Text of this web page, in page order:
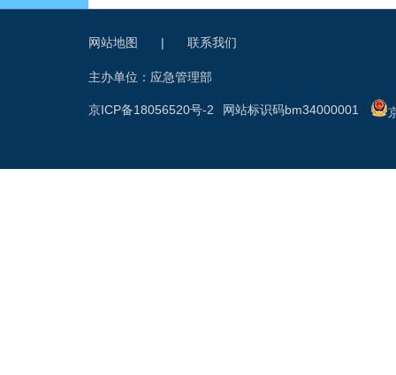
网站地图 | 联系我们
主办单位：应急管理部
网站标识码bm34000001
京ICP备18056520号-2